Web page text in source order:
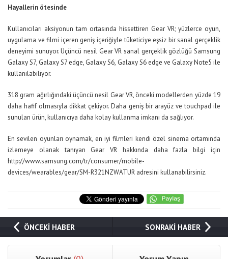
Hayallerin ötesinde
Kullanıcıları aksiyonun tam ortasında hissettiren Gear VR; yüzlerce oyun,
uygulama ve filmi içeren geniş içeriğiyle tüketiciye eşsiz bir sanal gerçeklik
deneyimi sunuyor. Üçüncü nesil Gear VR sanal gerçeklik gözlüğü Samsung
Galaxy S7, Galaxy S7 edge, Galaxy S6, Galaxy S6 edge ve Galaxy Note5 ile
kullanılabiliyor.
318 gram ağırlığındaki üçüncü nesil Gear VR, önceki modellerden yüzde 19
daha hafif olmasıyla dikkat çekiyor. Daha geniş bir arayüz ve touchpad ile
sunulan ürün, kullanıcıya daha kolay kullanma imkanı da sağlıyor.
En sevilen oyunları oynamak, en iyi filmleri kendi özel sinema ortamında
izlemeye olanak tanıyan Gear VR hakkında daha fazla bilgi için
http://www.samsung.com/tr/consumer/mobile-
devices/wearables/gear/SM-R321NZWATUR adresini kullanabilirsiniz.
ÖNCEKİ HABER SONRAKİ HABER